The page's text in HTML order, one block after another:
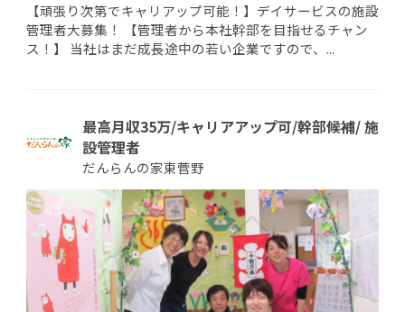
【頑張り次第でキャリアップ可能！】デイサービスの施設
管理者大募集！ 【管理者から本社幹部を目指せるチャン
ス！】 当社はまだ成長途中の若い企業ですので、...
最高月収35万/キャリアアップ可/幹部候補/ 施
設管理者
だんらんの家東菅野